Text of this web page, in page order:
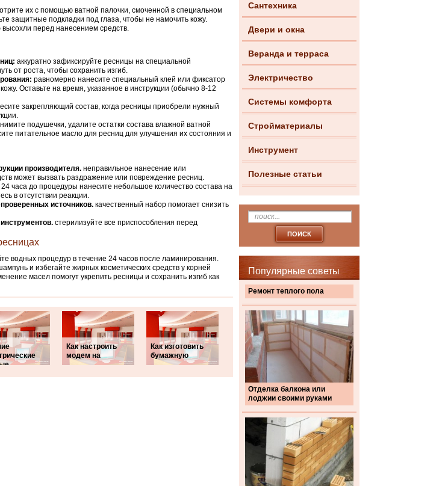
Сантехника
Двери и окна
Веранда и терраса
Электричество
Системы комфорта
Стройматериалы
Инструмент
Полезные статьи
Популярные советы
Ремонт теплого пола
Отделка балкона или
лоджии своими руками
их с помощью ватной палочки, смоченной в специальном
защитные подкладки под глаза, чтобы не намочить кожу.
перед нанесением средств.
аккуратно зафиксируйте ресницы на специальной
от роста, чтобы сохранить изгиб.
равномерно нанесите специальный клей или фиксатор
Оставьте на время, указанное в инструкции (обычно 8-12
закрепляющий состав, когда ресницы приобрели нужный
подушечки, удалите остатки состава влажной ватной
питательное масло для ресниц для улучшения их состояния и
производителя. неправильное нанесение или
может вызвать раздражение или повреждение ресниц.
24 часа до процедуры нанесите небольшое количество состава на
в отсутствии реакции.
источников. качественный набор помогает снизить
стерилизуйте все приспособления перед
водных процедур в течение 24 часов после ламинирования.
и избегайте жирных косметических средств у корней
масел помогут укрепить ресницы и сохранить изгиб как
Как настроить
модем на
Как изготовить
бумажную